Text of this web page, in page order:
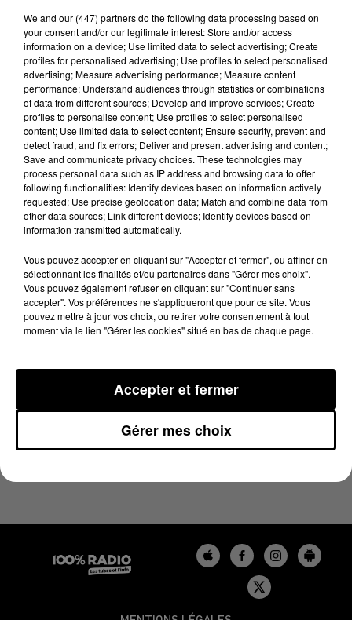
Lecture (4 min 2 sec)
100%
15 avril 2025 - 4 min 2 sec
LES INFOS DU BÉARN DU 15/04/2025 À 17H00
We and our (447) partnersdo the following data processing based on
your consent and/or our legitimate interest: Store and/or access
information on a device; Use limited data to select advertising; Create
profiles for personalised advertising; Use profiles to select personalised
advertising; Measure advertising performance; Measure content
performance; Understand audiences through statistics or combinations
of data from different sources; Develop and improve services; Create
profiles to personalise content; Use profiles to select personalised
content; Use limited data to select content; Ensure security, prevent and
detect fraud, and fix errors; Deliver and present advertising and content;
Save and communicate privacy choices. These technologies may
process personal data such as IP address and browsing data to offer
following functionalities: Identify devices based on information actively
requested; Use precise geolocation data; Match and combine data from
other data sources; Link different devices; Identify devices based on
information transmitted automatically.
Vous pouvez accepter en cliquant sur "Accepter et fermer", ou affiner en
sélectionnant les finalités et/ou partenaires dans "Gérer mes choix".
Vous pouvez également refuser en cliquant sur "Continuer sans
accepter". Vos préférences ne s'appliqueront que pour ce site. Vous
pouvez mettre à jour vos choix, ou retirer votre consentement à tout
moment via le lien "Gérer les cookies" situé en bas de chaque page.
Gérer mes choix
Accepter et fermer